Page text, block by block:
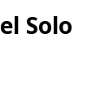
Solo